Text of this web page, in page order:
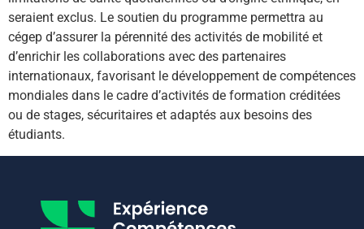
seraient exclus. Le soutien du programme permettra au
cégep d’assurer la pérennité des activités de mobilité et
d’enrichir les collaborations avec des partenaires
internationaux, favorisant le développement de compétences
mondiales dans le cadre d’activités de formation créditées
ou de stages, sécuritaires et adaptés aux besoins des
étudiants.